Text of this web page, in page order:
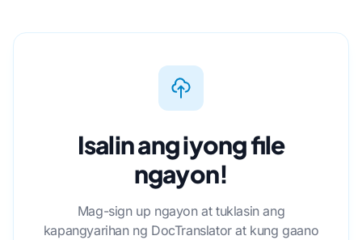
Isalin ang iyong file
ngayon!
Mag-sign up ngayon at tuklasin ang
kapangyarihan ng DocTranslator at kung gaano